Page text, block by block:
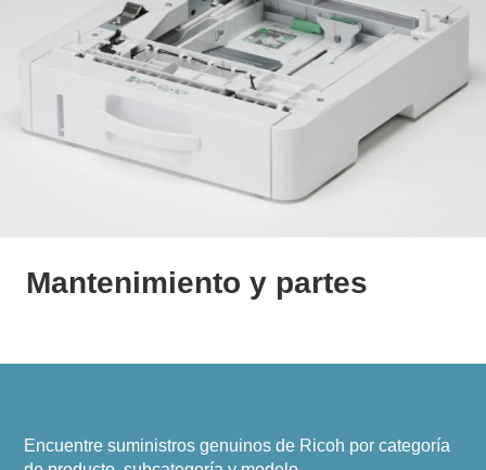
Mantenimiento y partes
Encuentre suministros genuinos de Ricoh por categoría